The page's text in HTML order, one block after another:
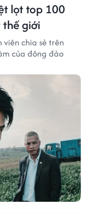
lọt top 100
giới
chia sẻ trên
của đông đảo